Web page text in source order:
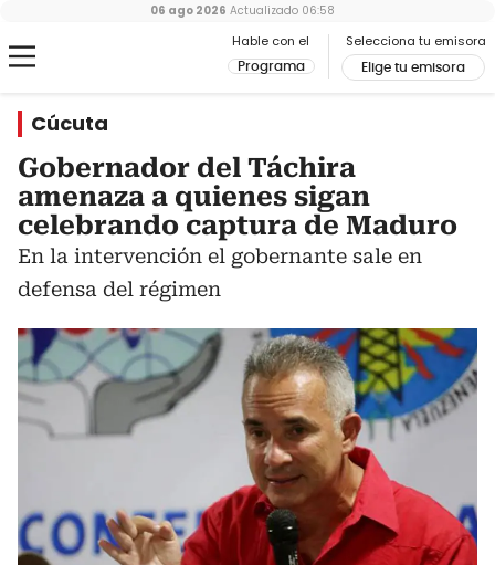
Hable con el
Programa
Selecciona tu emisora
Elige tu emisora
06 ago 2026 Actualizado 06:58
Cúcuta
Gobernador del Táchira
amenaza a quienes sigan
celebrando captura de Maduro
En la intervención el gobernante sale en
defensa del régimen